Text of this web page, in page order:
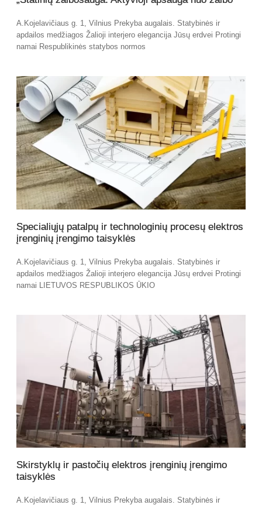
A.Kojelavičiaus g. 1, Vilnius Prekyba augalais. Statybinės ir
apdailos medžiagos Žalioji interjero elegancija Jūsų erdvei Protingi
namai Respublikinės statybos normos
Specialiųjų patalpų ir technologinių procesų elektros
įrenginių įrengimo taisyklės
A.Kojelavičiaus g. 1, Vilnius Prekyba augalais. Statybinės ir
apdailos medžiagos Žalioji interjero elegancija Jūsų erdvei Protingi
namai LIETUVOS RESPUBLIKOS ŪKIO
Skirstyklų ir pastočių elektros įrenginių įrengimo
taisyklės
A.Kojelavičiaus g. 1, Vilnius Prekyba augalais. Statybinės ir